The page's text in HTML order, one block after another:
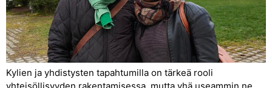
Kylien ja yhdistysten tapahtumilla on tärkeä rooli
yhteisöllisyyden rakentamisessa, mutta yhä useammin ne